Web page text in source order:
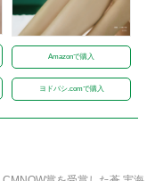
Amazonで購入
ヨドバシ.comで購入